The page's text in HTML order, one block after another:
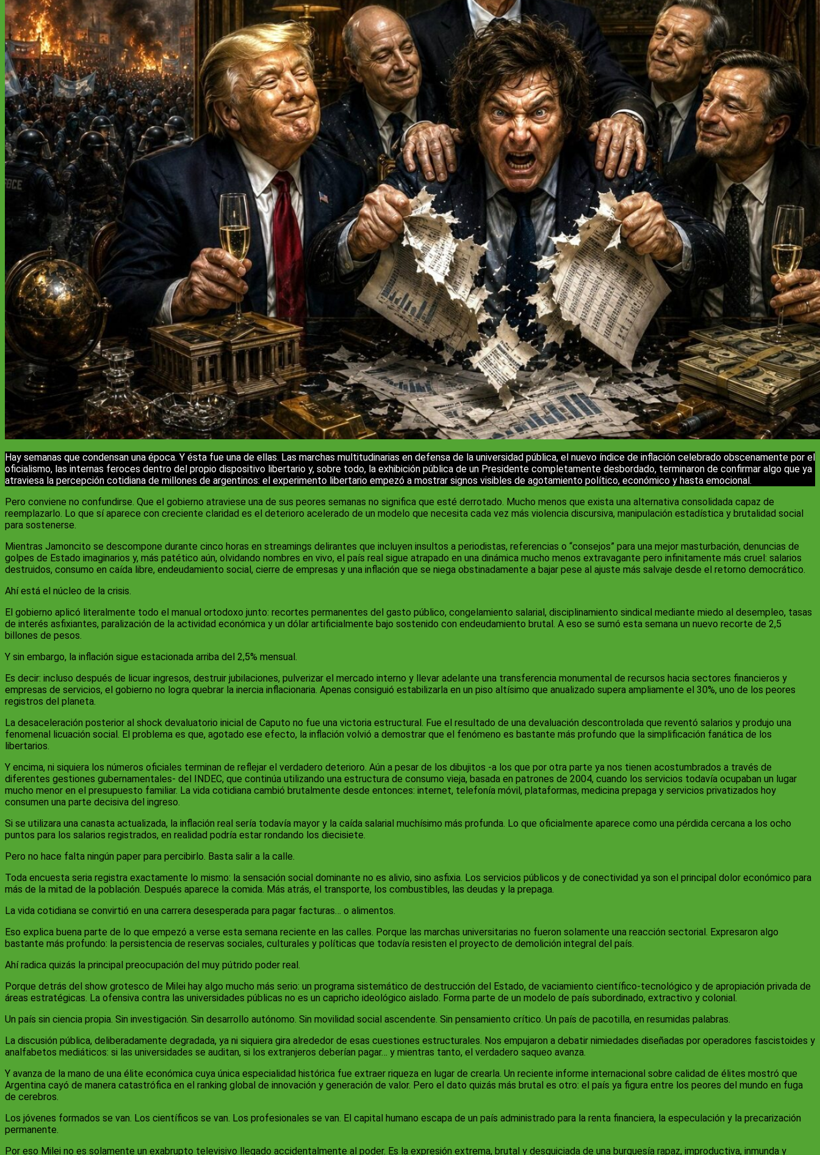
Hay semanas que condensan una época. Y ésta fue una de ellas. Las marchas multitudinarias en defensa de la universidad pública, el nuevo índice de inflación celebrado obscenamente por el
oficialismo, las internas feroces dentro del propio dispositivo libertario y, sobre todo, la exhibición pública de un Presidente completamente desbordado, terminaron de confirmar algo que ya
atraviesa la percepción cotidiana de millones de argentinos: el experimento libertario empezó a mostrar signos visibles de agotamiento político, económico y hasta emocional.
Pero conviene no confundirse. Que el gobierno atraviese una de sus peores semanas no significa que esté derrotado. Mucho menos que exista una alternativa consolidada capaz de
reemplazarlo. Lo que sí aparece con creciente claridad es el deterioro acelerado de un modelo que necesita cada vez más violencia discursiva, manipulación estadística y brutalidad social
para sostenerse.
Mientras Jamoncito se descompone durante cinco horas en streamings delirantes que incluyen insultos a periodistas, referencias o “consejos” para una mejor masturbación, denuncias de
golpes de Estado imaginarios y, más patético aún, olvidando nombres en vivo, el país real sigue atrapado en una dinámica mucho menos extravagante pero infinitamente más cruel: salarios
destruidos, consumo en caída libre, endeudamiento social, cierre de empresas y una inflación que se niega obstinadamente a bajar pese al ajuste más salvaje desde el retorno democrático.
Ahí está el núcleo de la crisis.
El gobierno aplicó literalmente todo el manual ortodoxo junto: recortes permanentes del gasto público, congelamiento salarial, disciplinamiento sindical mediante miedo al desempleo, tasas
de interés asfixiantes, paralización de la actividad económica y un dólar artificialmente bajo sostenido con endeudamiento brutal. A eso se sumó esta semana un nuevo recorte de 2,5
billones de pesos.
Y sin embargo, la inflación sigue estacionada arriba del 2,5% mensual.
Es decir: incluso después de licuar ingresos, destruir jubilaciones, pulverizar el mercado interno y llevar adelante una transferencia monumental de recursos hacia sectores financieros y
empresas de servicios, el gobierno no logra quebrar la inercia inflacionaria. Apenas consiguió estabilizarla en un piso altísimo que anualizado supera ampliamente el 30%, uno de los peores
registros del planeta.
La desaceleración posterior al shock devaluatorio inicial de Caputo no fue una victoria estructural. Fue el resultado de una devaluación descontrolada que reventó salarios y produjo una
fenomenal licuación social. El problema es que, agotado ese efecto, la inflación volvió a demostrar que el fenómeno es bastante más profundo que la simplificación fanática de los
libertarios.
Y encima, ni siquiera los números oficiales terminan de reflejar el verdadero deterioro. Aún a pesar de los dibujitos -a los que por otra parte ya nos tienen acostumbrados a través de
diferentes gestiones gubernamentales- del INDEC, que continúa utilizando una estructura de consumo vieja, basada en patrones de 2004, cuando los servicios todavía ocupaban un lugar
mucho menor en el presupuesto familiar. La vida cotidiana cambió brutalmente desde entonces: internet, telefonía móvil, plataformas, medicina prepaga y servicios privatizados hoy
consumen una parte decisiva del ingreso.
Si se utilizara una canasta actualizada, la inflación real sería todavía mayor y la caída salarial muchísimo más profunda. Lo que oficialmente aparece como una pérdida cercana a los ocho
puntos para los salarios registrados, en realidad podría estar rondando los diecisiete.
Pero no hace falta ningún paper para percibirlo. Basta salir a la calle.
Toda encuesta seria registra exactamente lo mismo: la sensación social dominante no es alivio, sino asfixia. Los servicios públicos y de conectividad ya son el principal dolor económico para
más de la mitad de la población. Después aparece la comida. Más atrás, el transporte, los combustibles, las deudas y la prepaga.
La vida cotidiana se convirtió en una carrera desesperada para pagar facturas… o alimentos.
Eso explica buena parte de lo que empezó a verse esta semana reciente en las calles. Porque las marchas universitarias no fueron solamente una reacción sectorial. Expresaron algo
bastante más profundo: la persistencia de reservas sociales, culturales y políticas que todavía resisten el proyecto de demolición integral del país.
Ahí radica quizás la principal preocupación del muy pútrido poder real.
Porque detrás del show grotesco de Milei hay algo mucho más serio: un programa sistemático de destrucción del Estado, de vaciamiento científico-tecnológico y de apropiación privada de
áreas estratégicas. La ofensiva contra las universidades públicas no es un capricho ideológico aislado. Forma parte de un modelo de país subordinado, extractivo y colonial.
Un país sin ciencia propia. Sin investigación. Sin desarrollo autónomo. Sin movilidad social ascendente. Sin pensamiento crítico. Un país de pacotilla, en resumidas palabras.
La discusión pública, deliberadamente degradada, ya ni siquiera gira alrededor de esas cuestiones estructurales. Nos empujaron a debatir nimiedades diseñadas por operadores fascistoides y
analfabetos mediáticos: si las universidades se auditan, si los extranjeros deberían pagar… y mientras tanto, el verdadero saqueo avanza.
Y avanza de la mano de una élite económica cuya única especialidad histórica fue extraer riqueza en lugar de crearla. Un reciente informe internacional sobre calidad de élites mostró que
Argentina cayó de manera catastrófica en el ranking global de innovación y generación de valor. Pero el dato quizás más brutal es otro: el país ya figura entre los peores del mundo en fuga
de cerebros.
Los jóvenes formados se van. Los científicos se van. Los profesionales se van. El capital humano escapa de un país administrado para la renta financiera, la especulación y la precarización
permanente.
Por eso Milei no es solamente un exabrupto televisivo llegado accidentalmente al poder. Es la expresión extrema, brutal y desquiciada de una burguesía rapaz, improductiva, inmunda y